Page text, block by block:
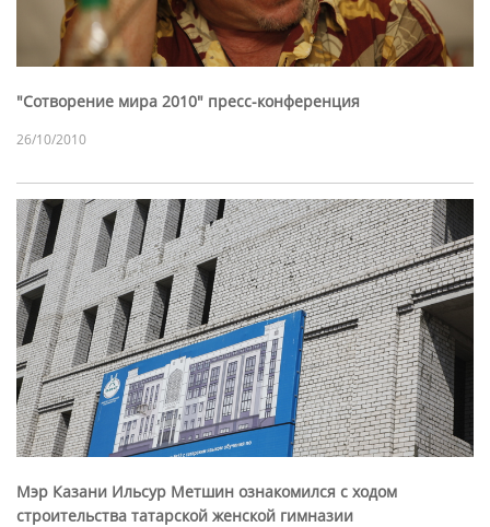
"Сотворение мира 2010" пресс-конференция
26/10/2010
Мэр Казани Ильсур Метшин ознакомился с ходом
строительства татарской женской гимназии